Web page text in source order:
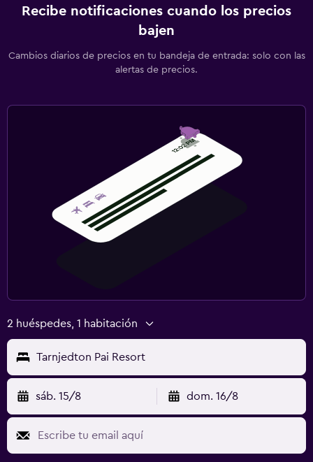
Recibe notificaciones cuando los precios
bajen
Cambios diarios de precios en tu bandeja de entrada: solo con las
alertas de precios.
2 huéspedes, 1 habitación
Tarnjedton Pai Resort
sáb. 15/8 dom. 16/8